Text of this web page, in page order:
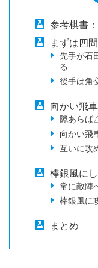
参考棋書
まずは四
先手が石
る
後手は角
向かい飛
隙あらば
向かい飛
互いに攻
棒銀風に
常に敵陣
棒銀風に
まとめ